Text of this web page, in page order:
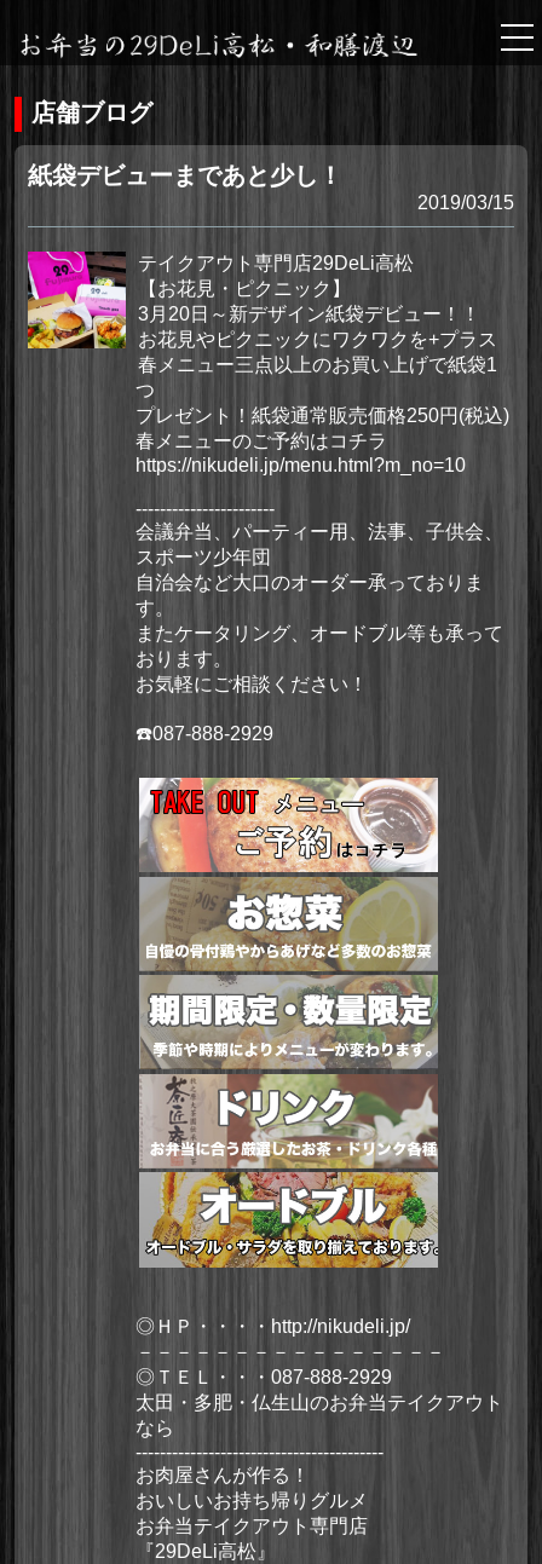
店舗ブログ
紙袋デビューまであと少し！
2019/03/15
テイクアウト専門店29DeLi高松
【お花見・ピクニック】
3月20日～新デザイン紙袋デビュー！！
お花見やピクニックにワクワクを+プラス
春メニュー三点以上のお買い上げで紙袋1
つ
プレゼント！紙袋通常販売価格250円(税込)
春メニューのご予約はコチラ
https://nikudeli.jp/menu.html?m_no=10
-----------------------
会議弁当、パーティー用、法事、子供会、
スポーツ少年団
自治会など大口のオーダー承っておりま
す。
またケータリング、オードブル等も承って
おります。
お気軽にご相談ください！
☎️087-888-2929
◎ＨＰ・・・・ http://nikudeli.jp/
－－－－－－－－－－－－－－－－
◎ＴＥＬ・・・087-888-2929
太田・多肥・仏生山のお弁当テイクアウト
なら
-----------------------------------------
お肉屋さんが作る！
おいしいお持ち帰りグルメ
お弁当テイクアウト専門店
『29DeLi高松』